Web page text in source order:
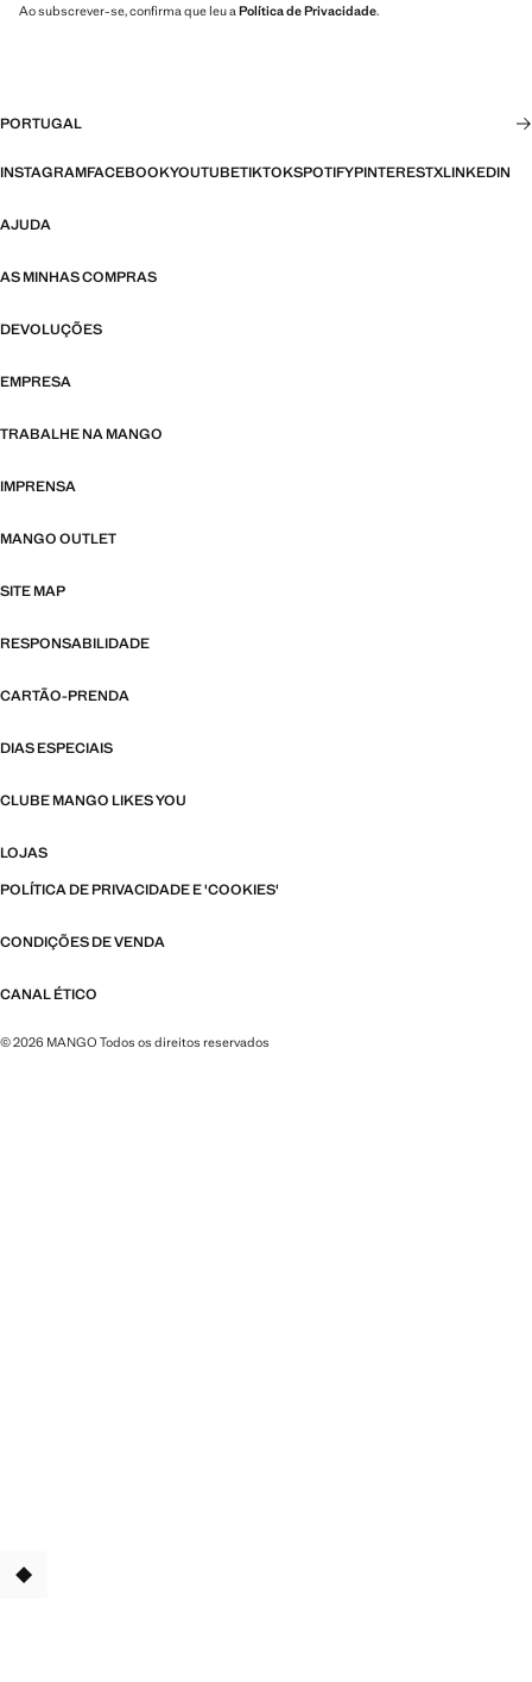
Ao subscrever-se, confirma que leu a Política de Privacidade.
PORTUGAL
INSTAGRAMFACEBOOKYOUTUBETIKTOKSPOTIFYPINTERESTXLINKEDIN
AJUDA
AS MINHAS COMPRAS
DEVOLUÇÕES
EMPRESA
TRABALHE NA MANGO
IMPRENSA
MANGO OUTLET
SITE MAP
RESPONSABILIDADE
CARTÃO-PRENDA
DIAS ESPECIAIS
CLUBE MANGO LIKES YOU
LOJAS
POLÍTICA DE PRIVACIDADE E 'COOKIES'
CONDIÇÕES DE VENDA
CANAL ÉTICO
© 2026 MANGO Todos os direitos reservados